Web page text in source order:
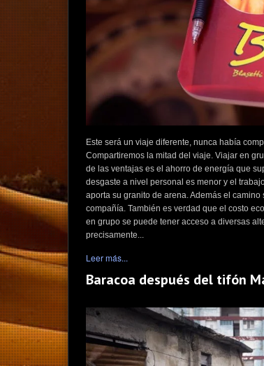
Este será un viaje diferente, nunca había
Compartiremos la mitad del viaje. Viajar en
de las ventajas es el ahorro de energía que
desgaste a nivel personal es menor y el
aporta su granito de arena. Además el
compañía. También es verdad que el costo
en grupo se puede tener acceso a diversas
precisamente...
Leer más...
Baracoa después del tifón